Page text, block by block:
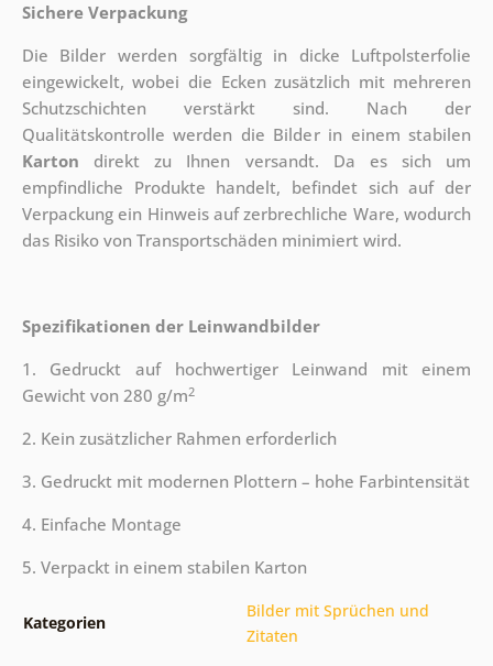
Sichere Verpackung
Die Bilder werden sorgfältig in dicke Luftpolsterfolie
eingewickelt, wobei die Ecken zusätzlich mit mehreren
Schutzschichten verstärkt sind. Nach der
Qualitätskontrolle werden die Bilder in einem stabilen
Karton direkt zu Ihnen versandt. Da es sich um
empfindliche Produkte handelt, befindet sich auf der
Verpackung ein Hinweis auf zerbrechliche Ware, wodurch
das Risiko von Transportschäden minimiert wird.
Spezifikationen der Leinwandbilder
1. Gedruckt auf hochwertiger Leinwand mit einem
Gewicht von 280 g/m2
2. Kein zusätzlicher Rahmen erforderlich
3. Gedruckt mit modernen Plottern – hohe Farbintensität
4. Einfache Montage
5. Verpackt in einem stabilen Karton
Kategorien
Bilder mit Sprüchen und
Zitaten